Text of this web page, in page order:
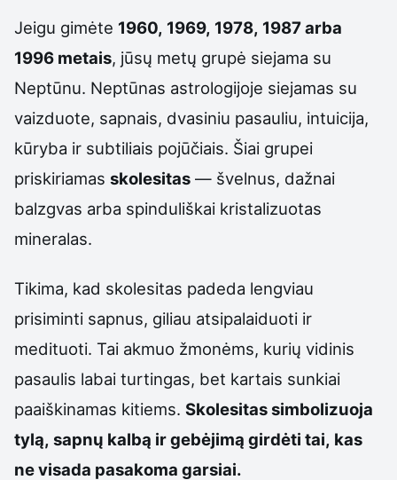
Jeigu gimėte 1960, 1969, 1978, 1987 arba
1996 metais, jūsų metų grupė siejama su
Neptūnu. Neptūnas astrologijoje siejamas su
vaizduote, sapnais, dvasiniu pasauliu, intuicija,
kūryba ir subtiliais pojūčiais. Šiai grupei
priskiriamas skolesitas — švelnus, dažnai
balzgvas arba spinduliškai kristalizuotas
mineralas.
Tikima, kad skolesitas padeda lengviau
prisiminti sapnus, giliau atsipalaiduoti ir
medituoti. Tai akmuo žmonėms, kurių vidinis
pasaulis labai turtingas, bet kartais sunkiai
paaiškinamas kitiems. Skolesitas simbolizuoja
tylą, sapnų kalbą ir gebėjimą girdėti tai, kas
ne visada pasakoma garsiai.